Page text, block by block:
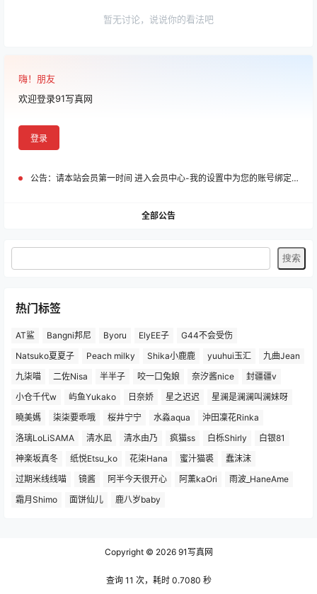
暂无讨论，说说你的看法吧
嗨！朋友
欢迎登录91写真网
登录
公告： 请本站会员第一时间 进入会员中心-我的设置中为您的账号绑定邮箱!
全部公告
热门标签
AT鲨 Bangni邦尼 Byoru ElyEE子
G44不会受伤
Natsuko夏夏子
Peach milky Shika小鹿鹿 yuuhui玉汇
九曲Jean
九柒喵
二佐Nisa 半半子 咬一口兔娘 奈汐酱nice
封疆疆v
小仓千代w
屿鱼Yukako 日奈娇 星之迟迟
星澜是澜澜叫澜妹呀
曉美媽
柒柒要乖哦 桜井宁宁 水淼aqua
沖田凜花Rinka
洛璃LoLiSAMA
清水凪 清水由乃 疯猫ss 白栎Shirly
白银81
神楽坂真冬
纸悦Etsu_ko 花柒Hana 蜜汁猫裘
蠢沫沫
过期米线线喵
镜酱 阿半今天很开心 阿薰kaOri
雨波_HaneAme
霜月Shimo
面饼仙儿 鹿八岁baby
Copyright © 202691写真网
查询 11 次，耗时 0.7080 秒